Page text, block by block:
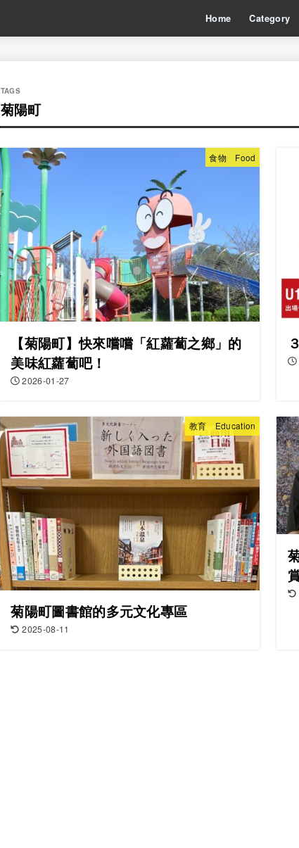
Home Category
菊陽町
食物 Food
【菊陽町】快來嚐嚐「紅蘿蔔之鄉」的
美味紅蘿蔔吧！
2026-01-27
教育 Education
菊陽町圖書館的多元文化專區
2025-08-11